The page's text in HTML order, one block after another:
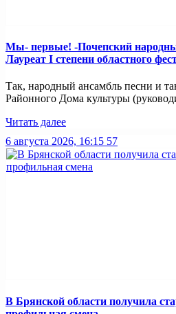
Мы- первые! -Почепский
Лауреат I степени областного
Так, народный ансамбль песни и
Районного Дома культуры
Читать далее
6 августа 2026, 16:15 57
В Брянской области получила